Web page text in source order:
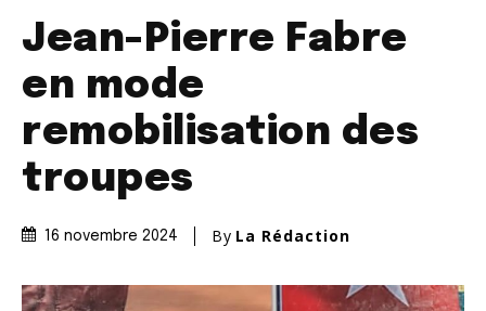
Jean-Pierre Fabre
en mode
remobilisation des
troupes
16 novembre 2024 By La Rédaction